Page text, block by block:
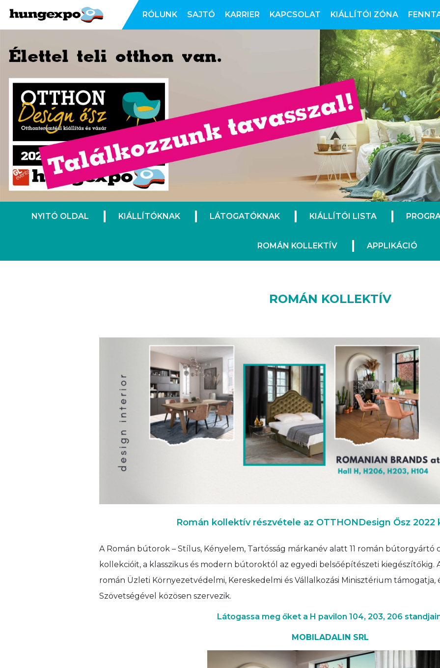
RÓLUNK SAJTÓ KARRIER KAPCSOLAT KIÁLLÍTÓI ZÓNA
NYITÓ OLDAL KIÁLLÍTÓKNAK LÁTOGATÓKNAK KIÁLLÍTÓI LISTA
ROMÁN KOLLEKTÍV APPLIKÁCIÓ
ROMÁN KOLLEKTÍV
Román kollektív részvétele az OTTHONDesign Ősz 2022
A Román bútorok – Stílus, Kényelem, Tartósság márkanév alatt 11 román
kollekcióit, a klasszikus és modern bútoroktól az egyedi belsőépítészeti
román Üzleti Környezetvédelmi, Kereskedelmi és Vállalkozási Minisztérium
Szövetségével közösen szervezik.
Látogassa meg őket a H pavilon 104, 203, 206
MOBILADALIN SRL